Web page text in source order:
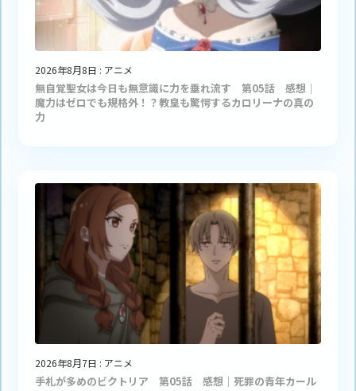
2026年8月8日 : アニメ
無自覚聖女は今日も無意識に力を垂れ流す 第05話 感想｜
魔力はゼロでも規格外！？教皇も驚愕するカロリーナの真の
力
2026年8月7日 : アニメ
手札が多めのビクトリア 第05話 感想｜死罪の青年カール